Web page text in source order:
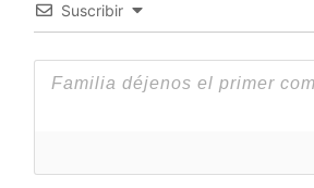
Suscribir